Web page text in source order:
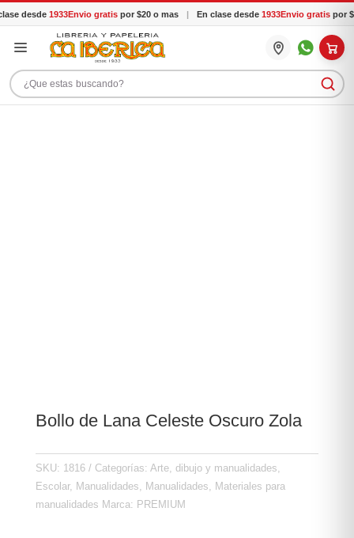
desde1933Envio gratispor $20 o mas En clase desde1933Envio gratispor
Buscar productos
Bollo de Lana Celeste Oscuro Zola
SKU: 1816 Categorías: Arte, dibujo y manualidades,
Escolar, Manualidades, Manualidades, Materiales para
manualidades Marca: PREMIUM